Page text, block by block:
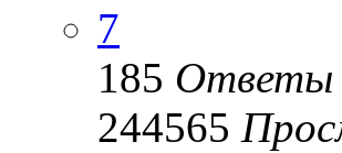
7
185 Ответы
244565